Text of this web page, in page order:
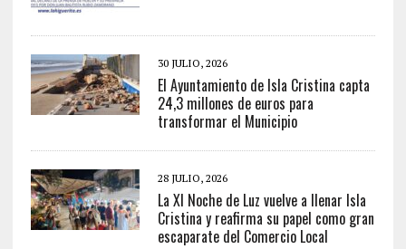
30 JULIO, 2026
El Ayuntamiento de Isla Cristina capta
24,3 millones de euros para
transformar el Municipio
28 JULIO, 2026
La XI Noche de Luz vuelve a llenar Isla
Cristina y reafirma su papel como gran
escaparate del Comercio Local